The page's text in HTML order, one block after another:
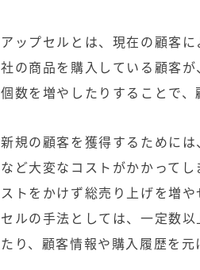
アップセルとは、現在の顧客
社の商品を購入している顧客
個数を増やしたりすることで
新規の顧客を獲得するために
など大変なコストがかかって
ストをかけず総売り上げを増
セルの手法としては、一定数
たり、顧客情報や購入履歴を